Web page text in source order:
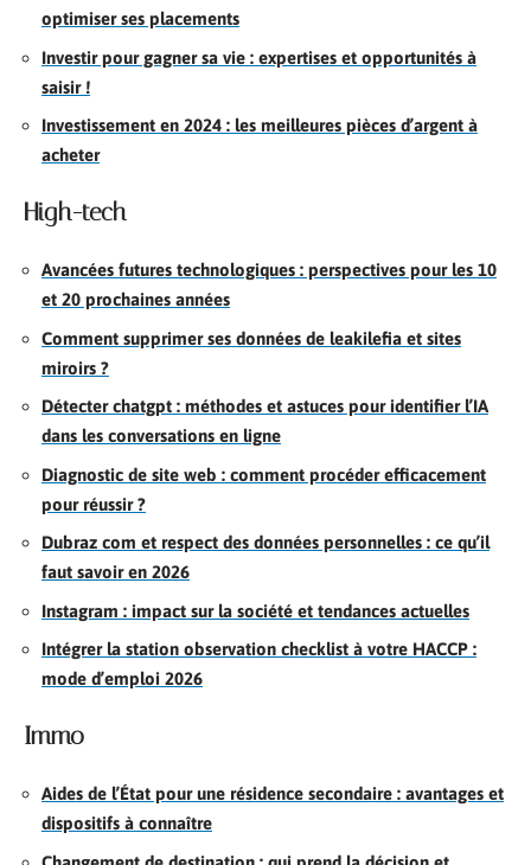
optimiser ses placements
Investir pour gagner sa vie : expertises et opportunités à
saisir !
Investissement en 2024 : les meilleures pièces d’argent à
acheter
High-tech
Avancées futures technologiques : perspectives pour les 10
et 20 prochaines années
Comment supprimer ses données de leakilefia et sites
miroirs ?
Détecter chatgpt : méthodes et astuces pour identifier l’IA
dans les conversations en ligne
Diagnostic de site web : comment procéder efficacement
pour réussir ?
Dubraz com et respect des données personnelles : ce qu’il
faut savoir en 2026
Instagram : impact sur la société et tendances actuelles
Intégrer la station observation checklist à votre HACCP :
mode d’emploi 2026
Immo
Aides de l’État pour une résidence secondaire : avantages et
dispositifs à connaître